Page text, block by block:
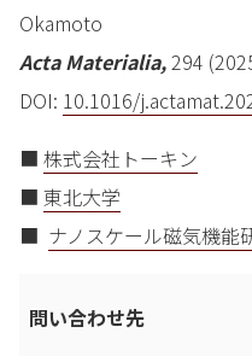
Okamoto
Acta Materialia,294
DOI: 10.1016/
■ 株式会社トーキン
■ 東北大学
■ ナノスケール磁気機能
問い合わせ先